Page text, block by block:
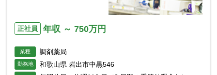
正社員 年収 ～ 750万円
業種 調剤薬局
勤務地
和歌山県 岩出市中黒546